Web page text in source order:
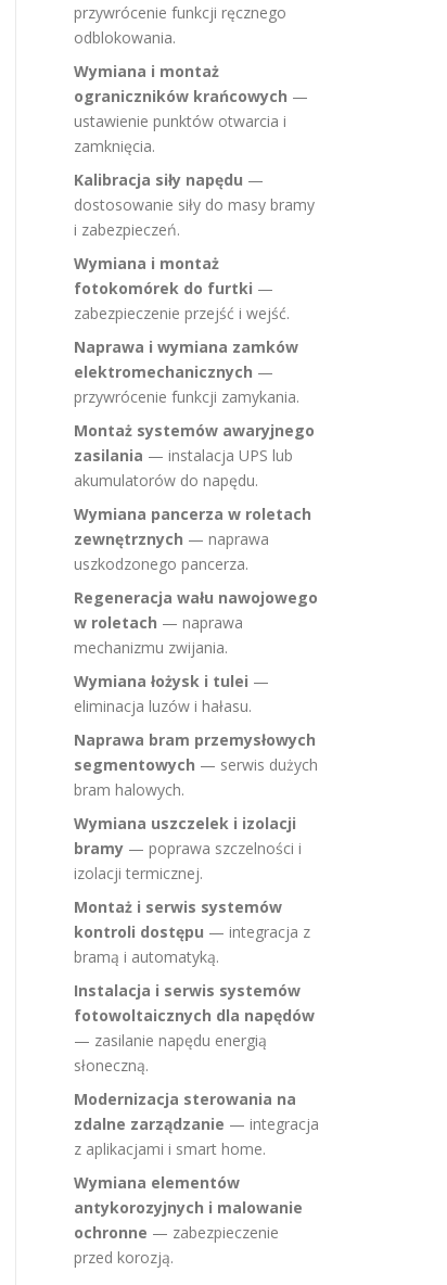
przywrócenie funkcji ręcznego
odblokowania.
Wymiana i montaż
ograniczników krańcowych —
ustawienie punktów otwarcia i
zamknięcia.
Kalibracja siły napędu —
dostosowanie siły do masy bramy
i zabezpieczeń.
Wymiana i montaż
fotokomórek do furtki —
zabezpieczenie przejść i wejść.
Naprawa i wymiana zamków
elektromechanicznych —
przywrócenie funkcji zamykania.
Montaż systemów awaryjnego
zasilania — instalacja UPS lub
akumulatorów do napędu.
Wymiana pancerza w roletach
zewnętrznych — naprawa
uszkodzonego pancerza.
Regeneracja wału nawojowego
w roletach — naprawa
mechanizmu zwijania.
Wymiana łożysk i tulei —
eliminacja luzów i hałasu.
Naprawa bram przemysłowych
segmentowych — serwis dużych
bram halowych.
Wymiana uszczelek i izolacji
bramy — poprawa szczelności i
izolacji termicznej.
Montaż i serwis systemów
kontroli dostępu — integracja z
bramą i automatyką.
Instalacja i serwis systemów
fotowoltaicznych dla napędów
— zasilanie napędu energią
słoneczną.
Modernizacja sterowania na
zdalne zarządzanie — integracja
z aplikacjami i smart home.
Wymiana elementów
antykorozyjnych i malowanie
ochronne — zabezpieczenie
przed korozją.